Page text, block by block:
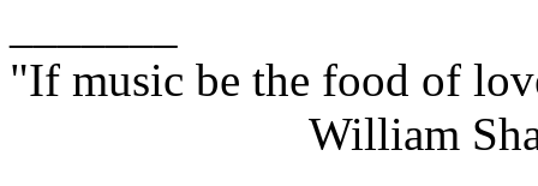
"If music be the food of
William